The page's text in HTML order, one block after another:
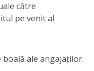
către
pe venit al
boală ale angajaților.